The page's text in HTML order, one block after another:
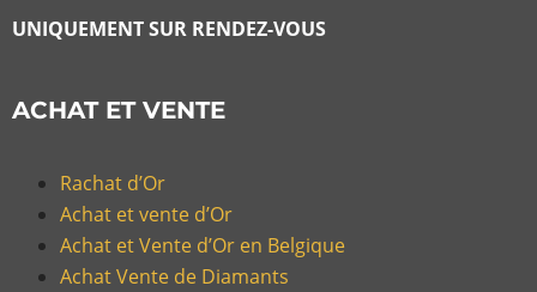
UNIQUEMENT SUR RENDEZ-VOUS
ACHAT ET VENTE
Rachat d’Or
Achat et vente d’Or
Achat et Vente d’Or en Belgique
Achat Vente de Diamants